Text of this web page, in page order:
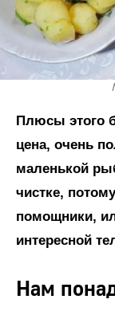
Плюсы этого
цена, очень
маленькой
чистке,
помощники,
интересной
Нам